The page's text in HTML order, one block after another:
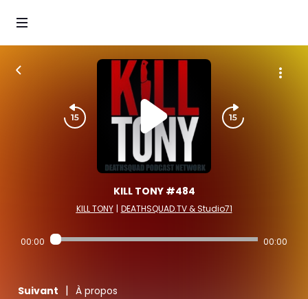
KILL TONY #484
KILL TONY | DEATHSQUAD.TV & Studio71
00:00 00:00
Suivant | À propos